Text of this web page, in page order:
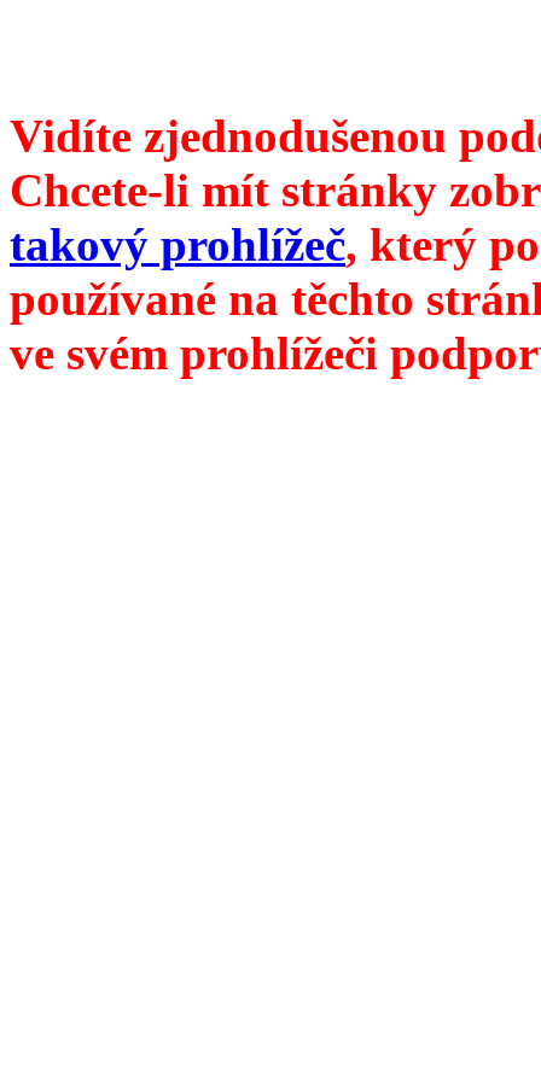
Vidíte zjednodušenou
Chcete-li mít stránky
takový prohlížeč, který
používané na těchto
ve svém prohlížeči